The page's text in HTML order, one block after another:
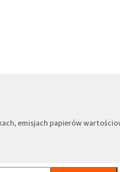
emisjach papierów